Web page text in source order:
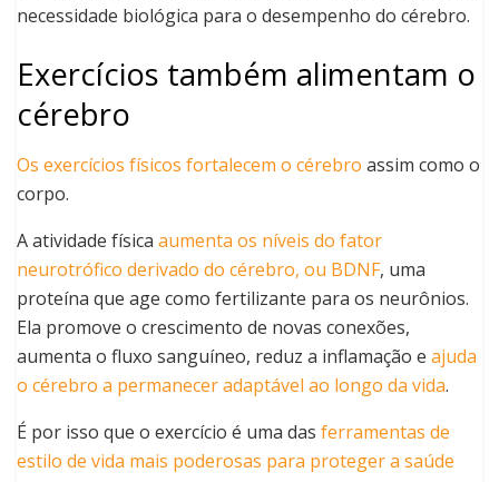
necessidade biológica para o desempenho do cérebro.
Exercícios também alimentam o
cérebro
Os exercícios físicos fortalecem o cérebro assim como o
corpo.
A atividade física aumenta os níveis do fator
neurotrófico derivado do cérebro, ou BDNF, uma
proteína que age como fertilizante para os neurônios.
Ela promove o crescimento de novas conexões,
aumenta o fluxo sanguíneo, reduz a inflamação e ajuda
o cérebro a permanecer adaptável ao longo da vida.
É por isso que o exercício é uma das ferramentas de
estilo de vida mais poderosas para proteger a saúde